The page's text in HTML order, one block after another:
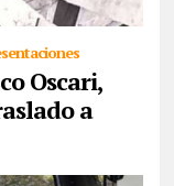
Oscari,
a